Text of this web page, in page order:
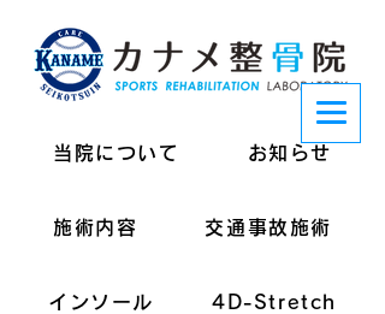
当院について お知らせ
施術内容 交通事故施術
インソール 4D-Stretch